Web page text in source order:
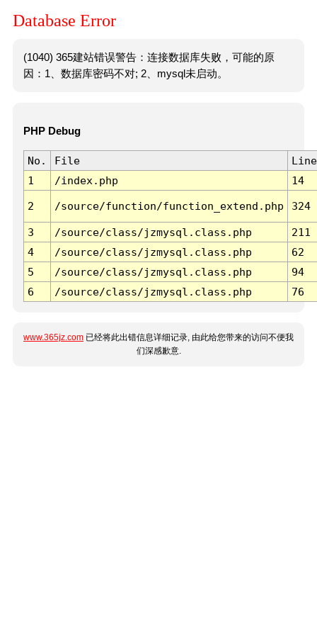
Database Error
(1040) 365建站错误警告：连接数据库失败，可能的原
因：1、数据库密码不对; 2、mysql未启动。
PHP Debug
No. File
Line
1
/index.php 14
2 /source/function/function_extend.php 324
3 /source/class/jzmysql.class.php
211
4
/source/class/jzmysql.class.php
62
5
/source/class/jzmysql.class.php
94
6
/source/class/jzmysql.class.php 76
www.365jz.com 已经将此出错信息详细记录, 由此给您带来的访问不便我
们深感歉意.